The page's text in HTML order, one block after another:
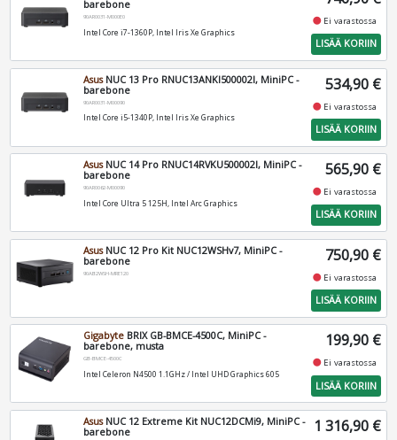
barebone
90AR0031-M000E0
Intel Core i7-1360P, Intel Iris Xe Graphics
fiber_manual_record Ei varastossa
LISÄÄ KORIIN
AsusNUC 13 Pro RNUC13ANKI500002I, MiniPC -
barebone
90AR0031-M00090
Intel Core i5-1340P, Intel Iris Xe Graphics
534,90 €
fiber_manual_record Ei varastossa
LISÄÄ KORIIN
AsusNUC 14 Pro RNUC14RVKU500002I, MiniPC -
barebone
90AR0062-M00090
Intel Core Ultra 5 125H, Intel Arc Graphics
565,90 €
fiber_manual_record Ei varastossa
LISÄÄ KORIIN
AsusNUC 12 Pro Kit NUC12WSHv7, MiniPC -
barebone
90AB2WSH-MRE120
750,90 €
fiber_manual_record Ei varastossa
LISÄÄ KORIIN
Gigabyte BRIX GB-BMCE-4500C, MiniPC -
barebone, musta
GB-BMCE-4500C
Intel Celeron N4500 1.1GHz / Intel UHD Graphics 605
199,90 €
fiber_manual_record Ei varastossa
LISÄÄ KORIIN
AsusNUC 12 Extreme Kit NUC12DCMi9, MiniPC -
barebone
1 316,90 €